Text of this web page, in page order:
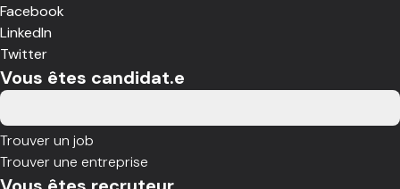
Facebook
LinkedIn
Twitter
Vous êtes candidat.e
Trouver un job
Trouver une entreprise